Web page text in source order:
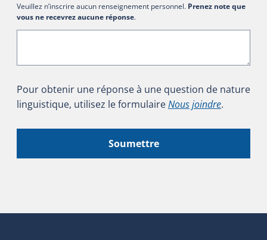
Veuillez n’inscrire aucun renseignement personnel. Prenez note que
vous ne recevrez aucune réponse.
Pour obtenir une réponse à une question de nature
linguistique, utilisez le formulaireNous joindre.
Soumettre